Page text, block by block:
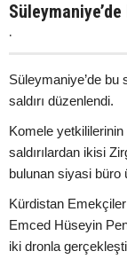
.
Süleymaniye’de bu
saldırı düzenlendi.
Komele yetkililerinin
saldırılardan ikisi
bulunan siyasi büro
Kürdistan
Emced Hüseyin
iki dronla